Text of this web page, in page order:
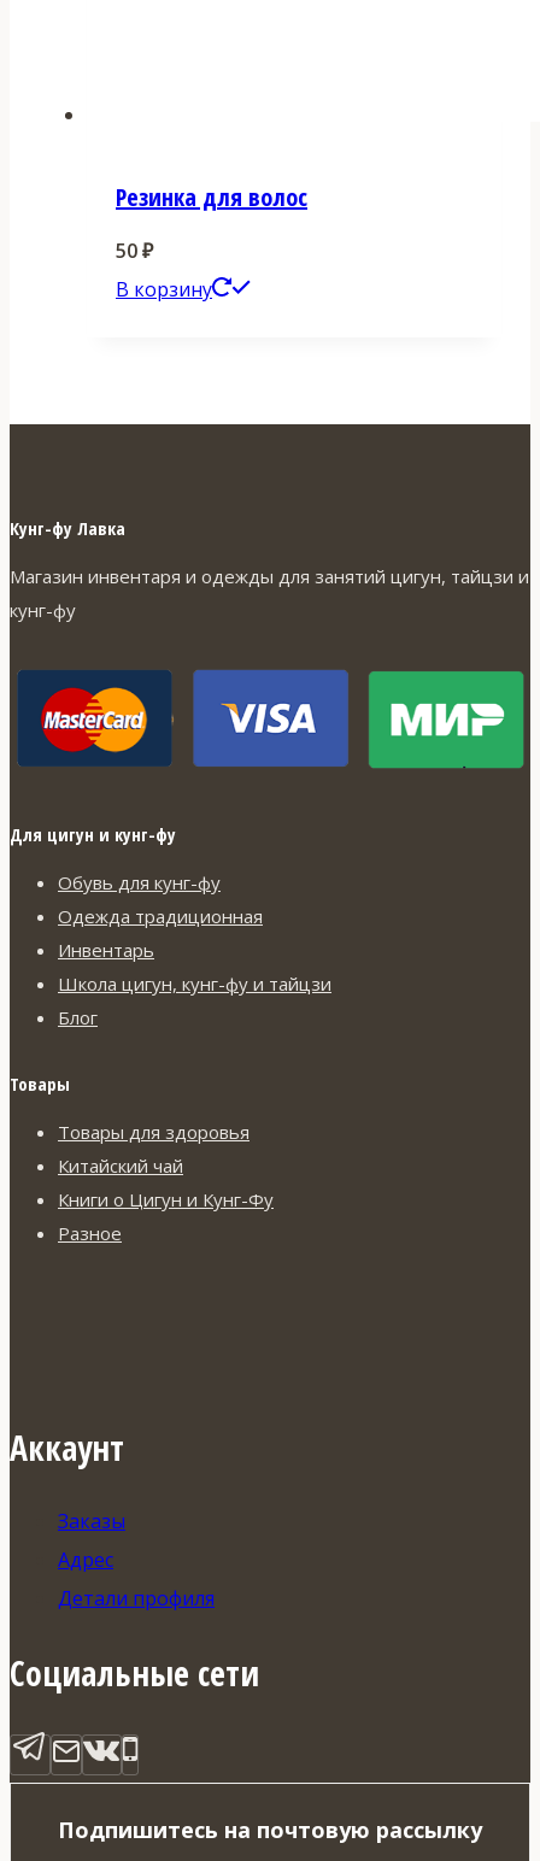
Резинка для волос
50₽
В корзину
Кунг-фу Лавка
Магазин инвентаря и одежды для занятий цигун, тайцзи и
кунг-фу
Для цигун и кунг-фу
Обувь для кунг-фу
Одежда традиционная
Инвентарь
Школа цигун, кунг-фу и тайцзи
Блог
Товары
Товары для здоровья
Китайский чай
Книги о Цигун и Кунг-Фу
Разное
Аккаунт
Заказы
Адрес
Детали профиля
Социальные сети
Подпишитесь на почтовую рассылку